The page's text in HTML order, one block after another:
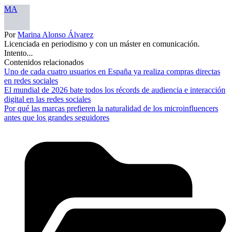
MA
PorMarina Alonso Álvarez
Licenciada en periodismo y con un máster en comunicación.
Intento...
Contenidos relacionados
Uno de cada cuatro usuarios en España ya realiza compras directas
en redes sociales
El mundial de 2026 bate todos los récords de audiencia e interacción
digital en las redes sociales
Por qué las marcas prefieren la naturalidad de los microinfluencers
antes que los grandes seguidores